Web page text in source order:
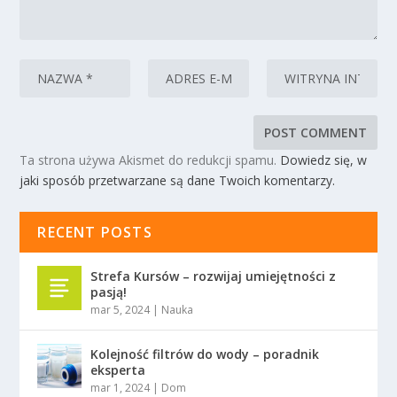
Ta strona używa Akismet do redukcji spamu. Dowiedz się, w
jaki sposób przetwarzane są dane Twoich komentarzy.
RECENT POSTS
Strefa Kursów – rozwijaj umiejętności z
pasją!
mar 5, 2024| Nauka
Kolejność filtrów do wody – poradnik
eksperta
mar 1, 2024| Dom